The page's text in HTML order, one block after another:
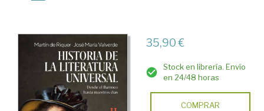
35,90 €
Stock en librería. Envío
en 24/48 horas
COMPRAR